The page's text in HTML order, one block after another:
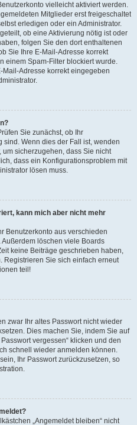
vielleicht aktiviert werden.
Mitglieder erst freigeschaltet
erledigen oder ein Administrator.
ob eine Aktivierung nötig ist oder
folgen Sie den dort enthaltenen
Sie Ihre E-Mail-Adresse korrekt
einem Spam-Filter blockiert wurde.
Adresse korrekt eingegeben
Sie zunächst, ob Ihr
sind. Wenn dies der Fall ist, wenden
sicherzugehen, dass Sie nicht
dass ein Konfigurationsproblem mit
lösen muss.
kann mich aber nicht mehr
Benutzerkonto aus verschieden
löschen viele Boards
keine Beiträge geschrieben haben,
Registrieren Sie sich einfach erneut
teil!
zwar Ihr altes Passwort nicht wieder
Dies machen Sie, indem Sie auf
vergessen“ klicken und den
schnell wieder anmelden können.
Ihr Passwort zurückzusetzen, so
„Angemeldet bleiben“ nicht